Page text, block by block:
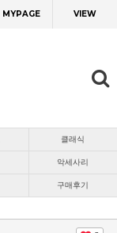
MYPAGE VIEW
클래식
악세사리
구매후기